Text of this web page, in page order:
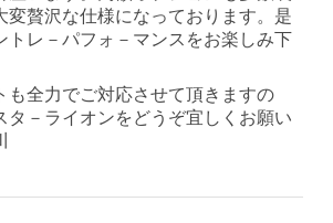
変贅沢な仕様になっております。是
トレ－パフォ－マンスをお楽しみ下
も全力でご対応させて頂きますの
タ－ライオンをどうぞ宜しくお願い